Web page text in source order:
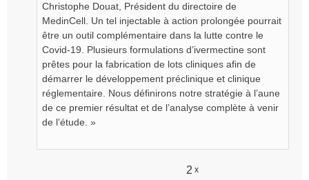
Christophe Douat, Président du directoire de
MedinCell. Un tel injectable à action prolongée pourrait
être un outil complémentaire dans la lutte contre le
Covid-19. Plusieurs formulations d’ivermectine sont
prêtes pour la fabrication de lots cliniques afin de
démarrer le développement préclinique et clinique
réglementaire. Nous définirons notre stratégie à l’aune
de ce premier résultat et de l’analyse complète à venir
de l’étude. »
2 x